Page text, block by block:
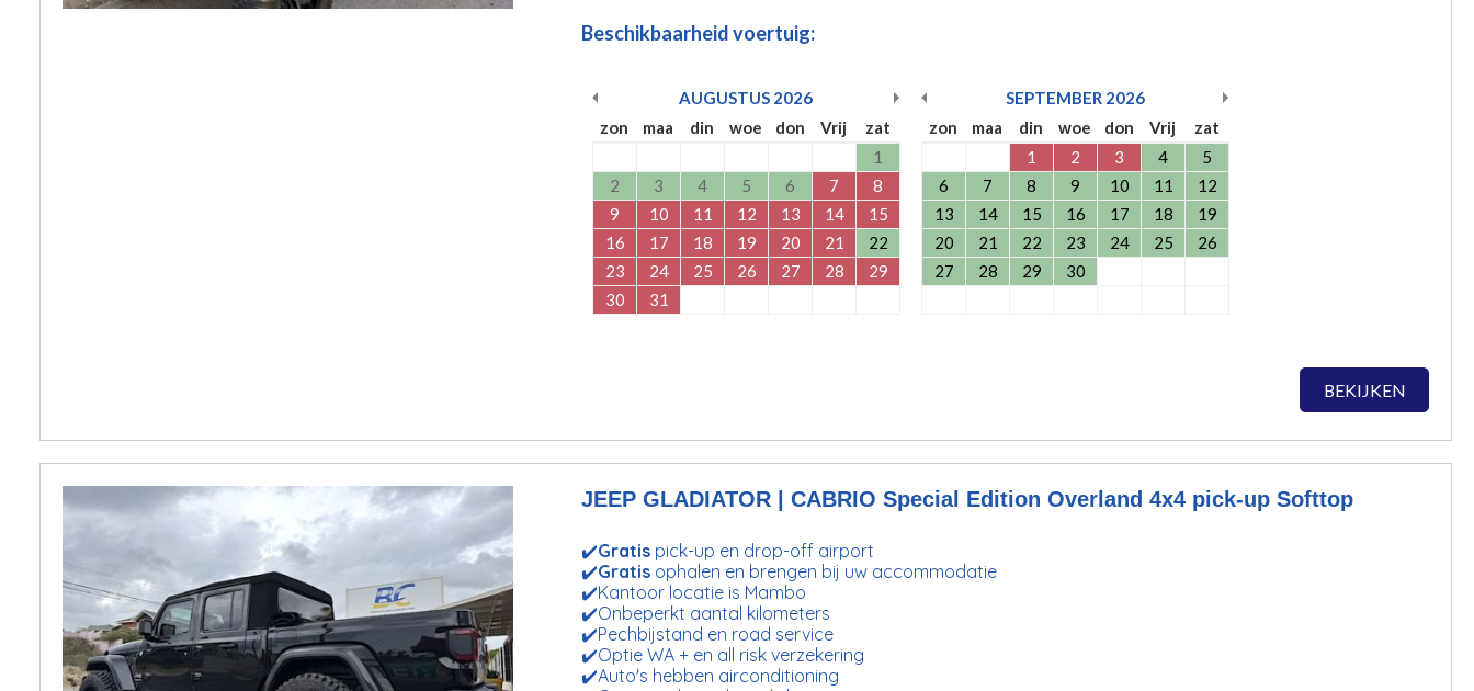
BEKIJKEN
Beschikbaarheid voertuig:
AUGUSTUS 2026
zon
maa din woe don Vrij
zat
1
2
3 4 5 6 7
8
9
10 11 12 13 14
15
16
17 18 19 20 21
22
23
24 25 26 27 28
29
30
31
SEPTEMBER 2026
zon
maa din woe don Vrij
zat
1
2 3 4
5
6
7 8 9 10 11
12
13
14 15 16 17 18
19
20
21 22 23 24 25
26
27
28 29 30
JEEP GLADIATOR | CABRIO Special Edition Overland 4x4 pick-up Softtop
✔️Gratis pick-up en drop-off airport
✔️Gratis ophalen en brengen bij uw accommodatie
✔️Kantoor locatie is Mambo
✔️Onbeperkt aantal kilometers
✔️Pechbijstand en road service
✔️Optie WA + en all risk verzekering
✔️Auto's hebben airconditioning